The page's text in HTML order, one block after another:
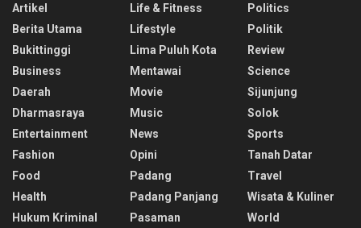
Artikel
Berita Utama
Bukittinggi
Business
Daerah
Dharmasraya
Entertainment
Fashion
Food
Health
Hukum Kriminal
Life & Fitness
Lifestyle
Lima Puluh Kota
Mentawai
Movie
Music
News
Opini
Padang
Padang Panjang
Pasaman
Politics
Politik
Review
Science
Sijunjung
Solok
Sports
Tanah Datar
Travel
Wisata & Kuliner
World